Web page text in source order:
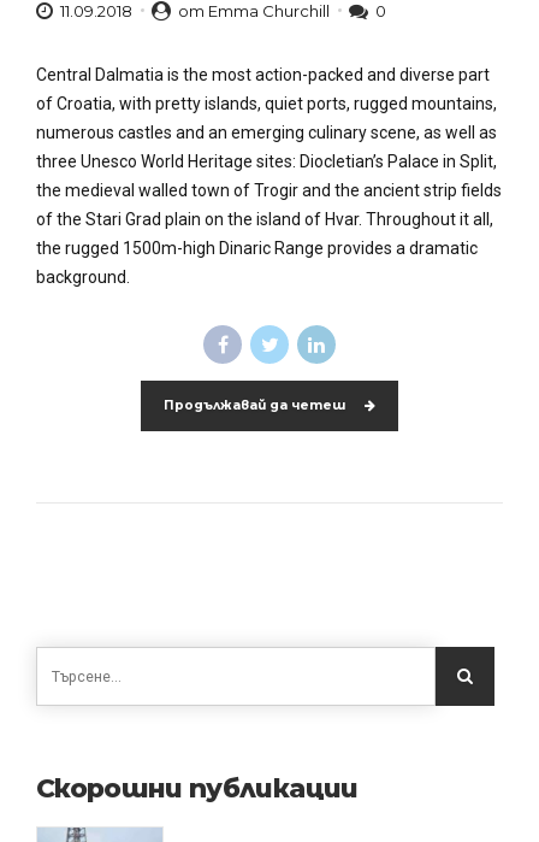
11.09.2018 от Emma Churchill 0
Central Dalmatia is the most action-packed and diverse part
of Croatia, with pretty islands, quiet ports, rugged mountains,
numerous castles and an emerging culinary scene, as well as
three Unesco World Heritage sites: Diocletian’s Palace in Split,
the medieval walled town of Trogir and the ancient strip fields
of the Stari Grad plain on the island of Hvar. Throughout it all,
the rugged 1500m-high Dinaric Range provides a dramatic
background.
Продължавай да четеш
Скорошни публикации